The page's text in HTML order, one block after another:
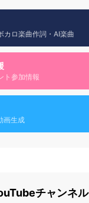
カロ楽曲作詞・AI楽曲
ト参加情報
画生成
チャンネル